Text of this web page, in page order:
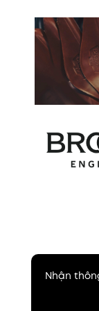
Nhận